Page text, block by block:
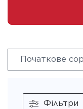
Фільтри